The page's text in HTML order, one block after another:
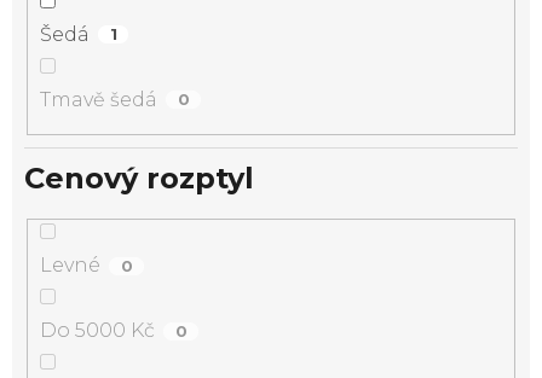
Šedá 1
Tmavě šedá 0
Cenový rozptyl
Levné 0
Do 5000 Kč 0